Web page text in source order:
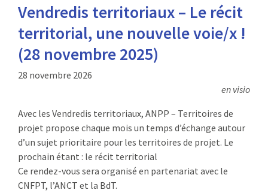
Vendredis territoriaux – Le récit
territorial, une nouvelle voie/x !
(28 novembre 2025)
28 novembre 2026
en visio
Avec les Vendredis territoriaux, ANPP – Territoires de
projet propose chaque mois un temps d’échange autour
d’un sujet prioritaire pour les territoires de projet. Le
prochain étant : le récit territorial
Ce rendez-vous sera organisé en partenariat avec le
CNFPT, l’ANCT et la BdT.